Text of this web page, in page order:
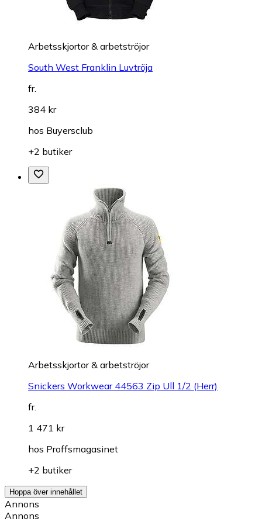
Arbetsskjortor & arbetströjor
South West Franklin Luvtröja
fr.
384 kr
hos Buyersclub
+2 butiker
Arbetsskjortor & arbetströjor
Snickers Workwear 44563 Zip Ull 1/2 (Herr)
fr.
1 471 kr
hos Proffsmagasinet
+2 butiker
Hoppa över innehållet
Annons
Annons